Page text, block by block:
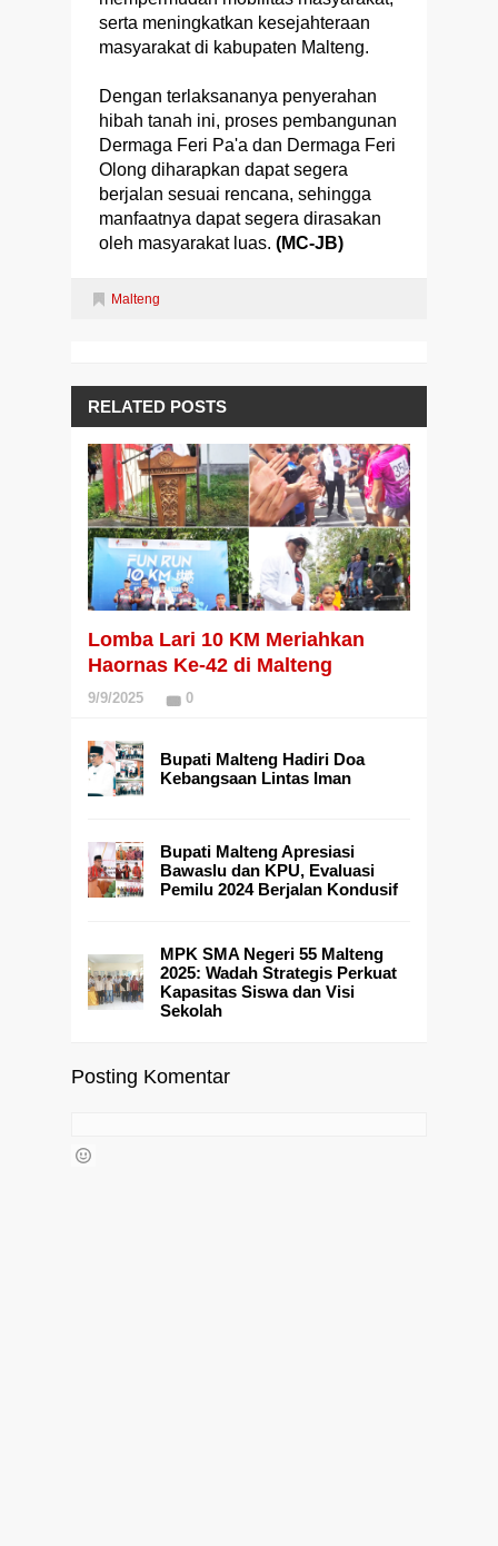
serta meningkatkan kesejahteraan
masyarakat di kabupaten Malteng.
Dengan terlaksananya penyerahan
hibah tanah ini, proses pembangunan
Dermaga Feri Pa'a dan Dermaga Feri
Olong diharapkan dapat segera
berjalan sesuai rencana, sehingga
manfaatnya dapat segera dirasakan
oleh masyarakat luas. (MC-JB)
Malteng
RELATED POSTS
Lomba Lari 10 KM Meriahkan
Haornas Ke-42 di Malteng
9/9/2025 0
Bupati Malteng Hadiri Doa
Kebangsaan Lintas Iman
Bupati Malteng Apresiasi
Bawaslu dan KPU, Evaluasi
Pemilu 2024 Berjalan Kondusif
MPK SMA Negeri 55 Malteng
2025: Wadah Strategis Perkuat
Kapasitas Siswa dan Visi
Sekolah
Posting Komentar